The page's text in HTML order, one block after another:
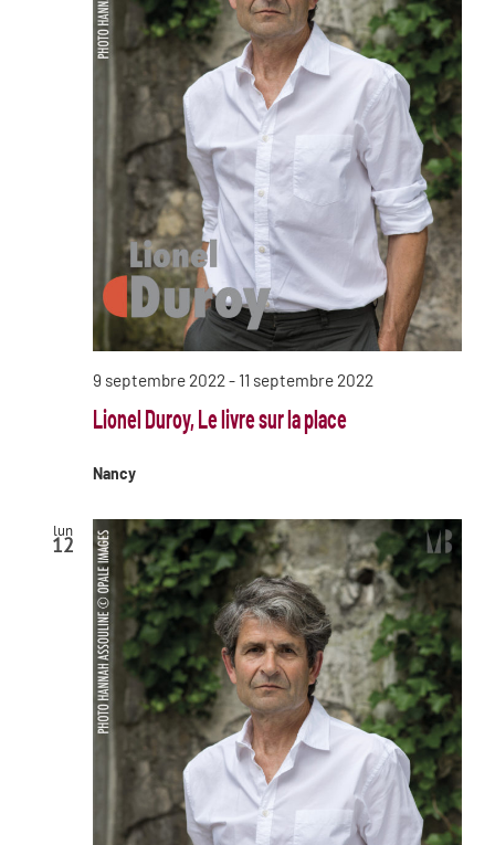
Lionel Duroy, Le livre sur la place
9 septembre 2022 - 11 septembre 2022
Nancy
lun
12